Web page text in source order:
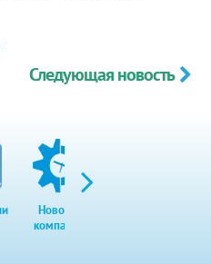
Следующая новость
Новости
компании